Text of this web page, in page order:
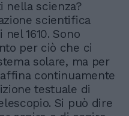
nella scienza?
scientifica
1610. Sono
per ciò che ci
solare, ma per
continuamente
testuale di
Si può dire